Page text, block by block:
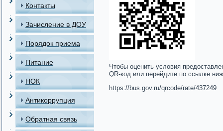
Контакты
Зачисление в ДОУ
Порядок приема
детей в МАДОУ
Питание
НОК
Антикоррупция
Обратная связь
Чтобы оценить условия
QR-код или перейдите по ссылке
https://bus.gov.ru/qrcode/rate/437249